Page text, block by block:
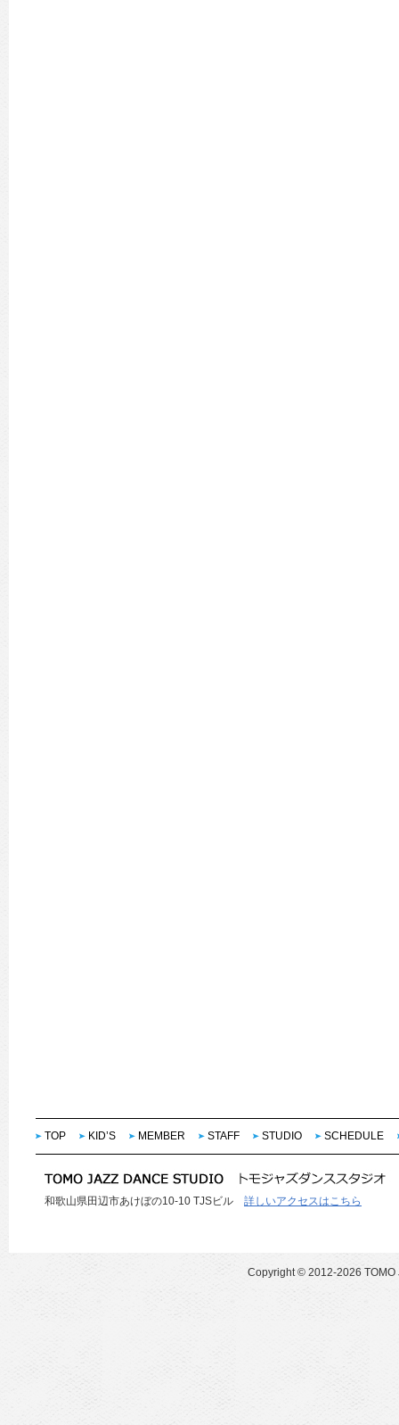
TOP KID’S MEMBER STAFF STUDIO SCHEDULE
和歌山県田辺市あけぼの10-10 TJSビル 詳しいアクセスはこちら
Copyright © 2012-2026 TOMO